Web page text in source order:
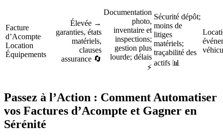
Facture
d’Acompte
Location
Équipements
Élevée →
garanties, états
matériels,
clauses
assurance 🔄
Documentation
photo,
inventaire et
inspections;
gestion plus
lourde; délais
⚡
Sécurité dépôt;
moins de
litiges
matériels;
traçabilité des
actifs 📊
Passez à l’Action : Comment Automatiser
vos Factures d’Acompte et Gagner en
Sérénité